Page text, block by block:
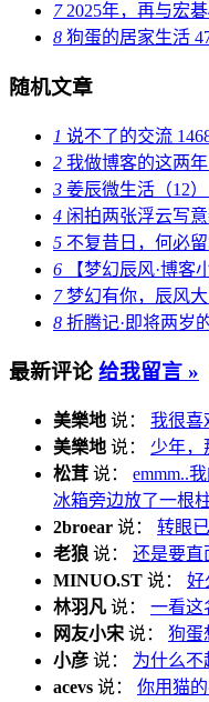
72025年，再与宏
8 狗蛋的居家生活
随机文章
1 说不了的交流
2 我做博客的这两年
3 姜辰微生活（12）
4 闲拍两张浮云写
5 不复昔日，何必留
6 【梦幻辰风·博客
7梦幻有你，辰风
8 折腾记·即将两岁
最新评论 给我留言 »
美樂地 说： 我很喜
美樂地 说： 少年，
松茸 说： emmm..
冰箱旁边放了一根
2broear 说： 转眼
老狼 说： 还是要直
MINUO.ST 说： 好
林羽凡 说： 一看这
网友小宋 说： 狗蛋
小彦 说： 为什么不
acevs 说： 你用猫的